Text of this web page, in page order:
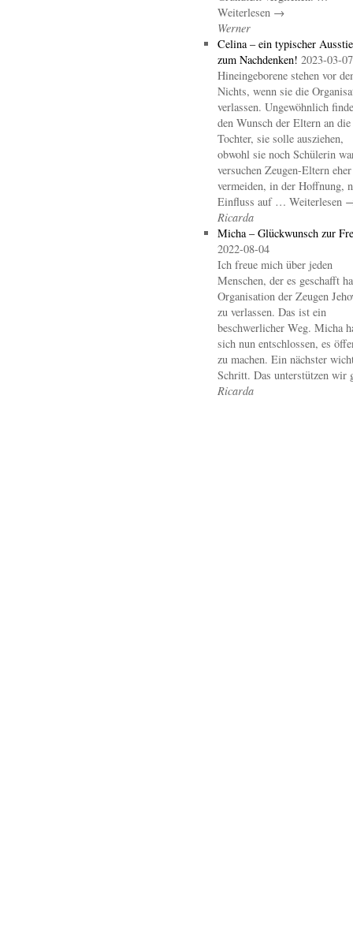
Weiterlesen →
Werner
Celina – ein typischer
zum Nachdenken! 2023-03-07
Hineingeborene stehen vor
Nichts, wenn sie die
verlassen. Ungewöhnlich
den Wunsch der Eltern an die
Tochter, sie solle ausziehen,
obwohl sie noch Schülerin
versuchen Zeugen-Eltern
vermeiden, in der Hoffnung,
Einfluss auf … Weiterlesen
Ricarda
Micha – Glückwunsch zur
2022-08-04
Ich freue mich über jeden
Menschen, der es geschafft
Organisation der Zeugen
zu verlassen. Das ist ein
beschwerlicher Weg. Micha
sich nun entschlossen, es
zu machen. Ein nächster
Schritt. Das unterstützen wir
Ricarda